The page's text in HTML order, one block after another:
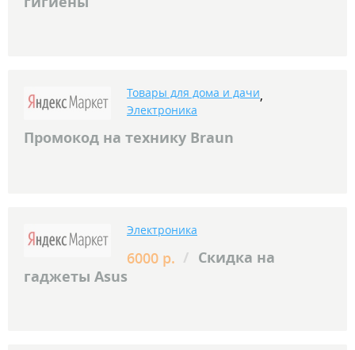
Товары для дома и дачи,
Электроника
Промокод на технику Braun
Электроника
6000 р. / Скидка на
гаджеты Asus